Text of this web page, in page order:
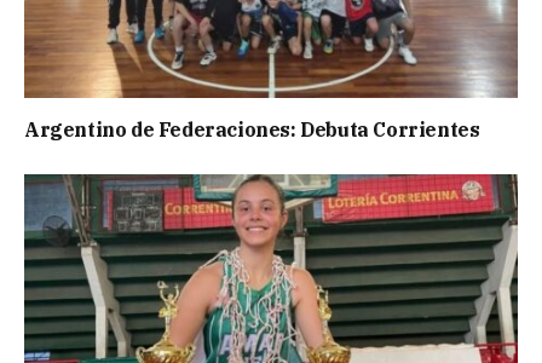
Argentino de Federaciones: Debuta Corrientes